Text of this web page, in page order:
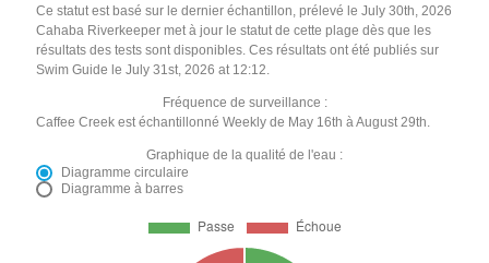
Ce statut est basé sur le dernier échantillon, prélevé le July 30th, 2026
Cahaba Riverkeeper met à jour le statut de cette plage dès que les
résultats des tests sont disponibles. Ces résultats ont été publiés sur
Swim Guide le July 31st, 2026 at 12:12.
Fréquence de surveillance :
Caffee Creek est échantillonné Weekly de May 16th à August 29th.
Graphique de la qualité de l'eau :
Diagramme circulaire
Diagramme à barres